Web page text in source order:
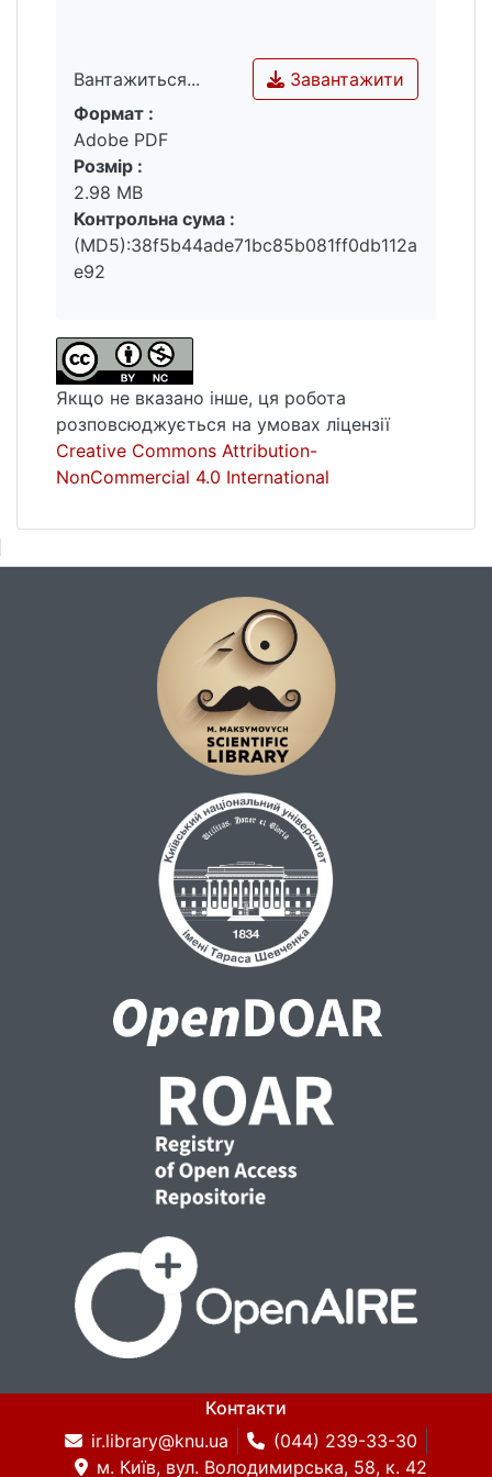
Вантажиться...
Вантажиться...
Завантажити
Формат :
Adobe PDF
Розмір :
2.98 MB
Контрольна сума :
(MD5):38f5b44ade71bc85b081ff0db112a
e92
Якщо не вказано інше, ця робота
розповсюджується на умовах ліцензії
Creative Commons Attribution-
NonCommercial 4.0 International
Контакти
ir.library@knu.ua
(044) 239-33-30
м. Київ, вул. Володимирська, 58, к. 42